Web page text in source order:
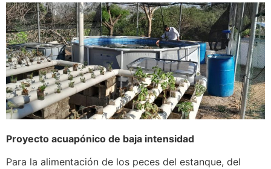
Proyecto acuapónico de baja intensidad
Para la alimentación de los peces del estanque, del